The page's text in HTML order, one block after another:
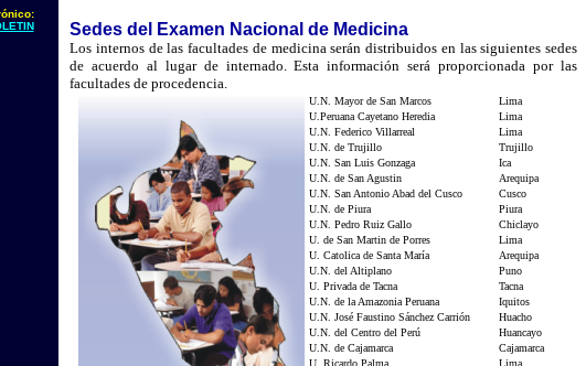
Sedes del Examen Nacional de Medicina
Los internos de las facultades de medicina serán distribuidos en las siguientes sedes
de acuerdo al lugar de internado. Esta información será proporcionada por las
facultades de procedencia.
U.N. Mayor de San Marcos
Lima
U.Peruana Cayetano Heredia
Lima
U.N. Federico Villarreal
Lima
U.N. de Trujillo
Trujillo
U.N. San Luis Gonzaga
Ica
U.N. de San Agustin
Arequipa
U.N. San Antonio Abad del Cusco
Cusco
U.N. de Piura
Piura
U.N. Pedro Ruiz Gallo
Chiclayo
U. de San Martin de Porres
Lima
U. Catolica de Santa María
Arequipa
U.N. del Altiplano
Puno
U. Privada de Tacna
Tacna
U.N. de la Amazonia Peruana
Iquitos
U.N. José Faustino Sánchez Carrión
Huacho
U.N. del Centro del Perú
Huancayo
U.N. de Cajamarca
Cajamarca
U. Ricardo Palma
Lima